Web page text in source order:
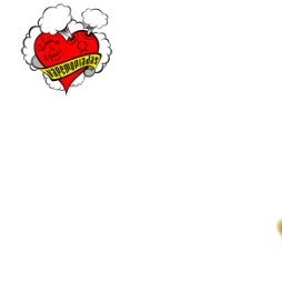
Saltar
contenido